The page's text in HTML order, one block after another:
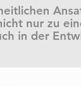
nur zu
in der